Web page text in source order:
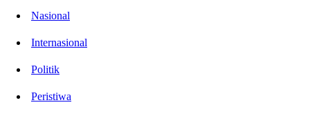
Nasional
Internasional
Politik
Peristiwa